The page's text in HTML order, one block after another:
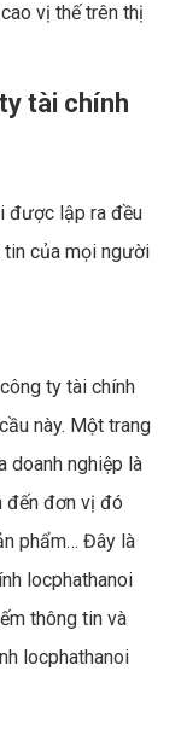
vị thế trên thị
tài chính
được lập ra đều
tin của mọi người
ty tài chính
này. Một trang
doanh nghiệp là
đến đơn vị đó
phẩm… Đây là
locphathanoi
thông tin và
locphathanoi